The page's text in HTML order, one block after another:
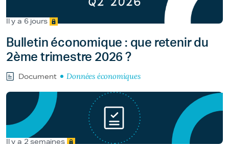
Il y a 6 jours
Bulletin économique : que retenir du
2ème trimestre 2026 ?
Document Données économiques
Il y a 2 semaines